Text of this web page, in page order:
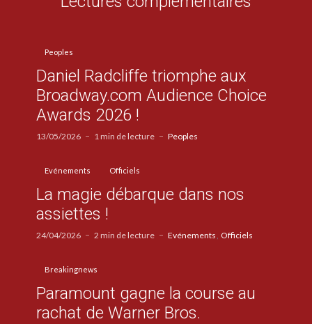
Peoples
Daniel Radcliffe triomphe aux
Broadway.com Audience Choice
Awards 2026 !
13/05/2026 1 min de lecture Peoples
Evénements Officiels
La magie débarque dans nos
assiettes !
24/04/2026 2 min de lecture Evénements Officiels
Breakingnews
Paramount gagne la course au
rachat de Warner Bros.